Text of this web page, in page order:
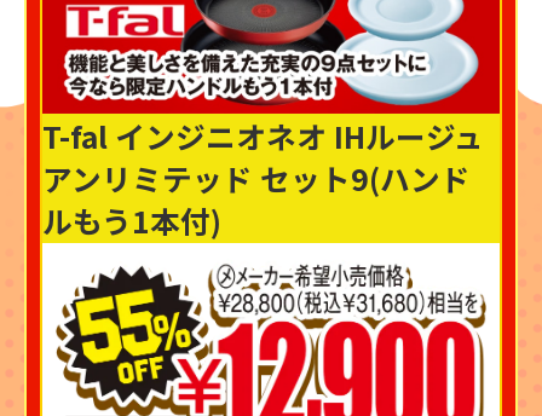
T-fal インジニオネオ IHルージュ
アンリミテッド セット9(ハンド
ルもう1本付)